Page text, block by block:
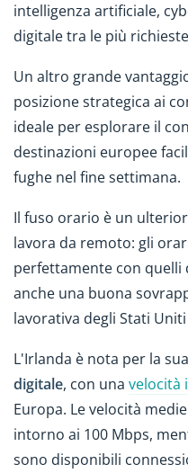
intelligenza artificiale,
digitale tra le più
Un altro grande
posizione strategica ai
ideale per esplorare il
destinazioni europee
fughe nel fine settimana.
Il fuso orario è un
lavora da remoto: gli
perfettamente con
anche una buona
lavorativa degli Stati
L'Irlanda è nota per la sua
digitale, con una velocità
Europa. Le velocità
intorno ai 100 Mbps,
sono disponibili